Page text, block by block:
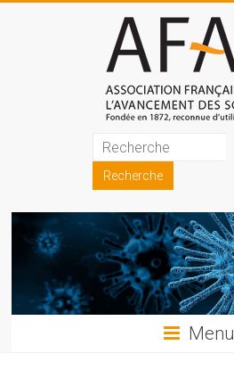
Association
française
pour
l'avancement
des
sciences
Menu